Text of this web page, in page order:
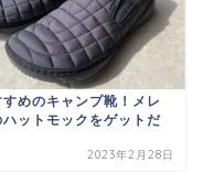
すめのキャンプ靴！メレ
ハットモックをゲットだ
2023年2月28日